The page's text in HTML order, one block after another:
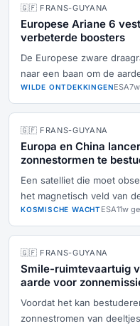
🇬🇫 FRANS-GUYANA
Europese Ariane 6
verbeterde boosters
De Europese zware
naar een baan om de
WILDE ONTDEKKINGENESA
🇬🇫 FRANS-GUYANA
Europa en China
zonnestormen te
Een satelliet die moet
het magnetisch veld van
KOSMISCHE WACHTESA11w
🇬🇫 FRANS-GUYANA
Smile-ruimtevaartuig
aarde voor
Voordat het kan
zonnestromen van